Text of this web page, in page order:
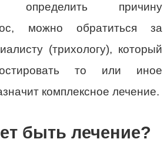
определить причину
можно обратиться за
(трихологу), который
то или иное
комплексное лечение.
быть лечение?